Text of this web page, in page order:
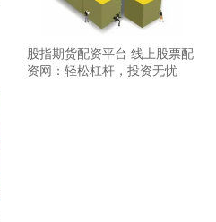
股指期货配资平台 线上股票配
资网：轻松杠杆，投资无忧